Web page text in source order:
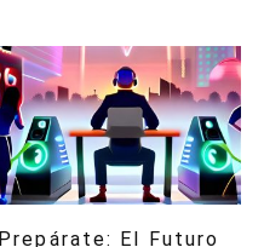
Prepárate: El Futuro